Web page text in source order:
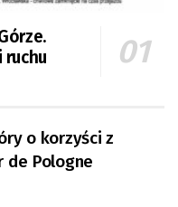
ruchu
o korzyści z
de Pologne